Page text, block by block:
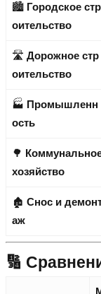
🏙️ Городское стр
оительство
🛣️ Дорожное стр
оительство
🏭 Промышленн
ость
🌳
хозяйство
🏚️ Снос и
аж
🔢